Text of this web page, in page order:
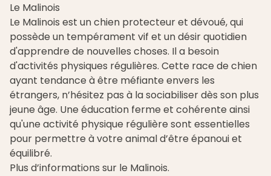
Le Malinois
Le Malinois est un chien protecteur et dévoué, qui
possède un tempérament vif et un désir quotidien
d'apprendre de nouvelles choses. Il a besoin
d'activités physiques régulières. Cette race de chien
ayant tendance à être méfiante envers les
étrangers, n’hésitez pas à la sociabiliser dès son plus
jeune âge. Une éducation ferme et cohérente ainsi
qu'une activité physique régulière sont essentielles
pour permettre à votre animal d’être épanoui et
équilibré.
Plus d’informations sur le Malinois.